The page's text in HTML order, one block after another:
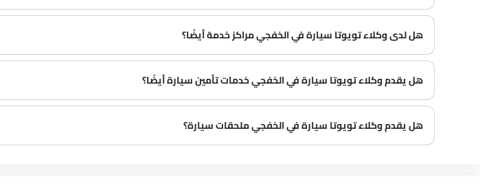
هل لدى وكلاء تويوتا سيارة في الخفجي مراكز خدمة أيضًا؟
هل يقدم وكلاء تويوتا سيارة في الخفجي خدمات تأمين سيارة أيضًا؟
هل يقدم وكلاء تويوتا سيارة في الخفجي ملحقات سيارة؟